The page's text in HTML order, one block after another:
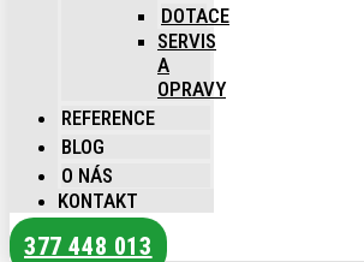
DOTACE
SERVIS
A
OPRAVY
REFERENCE
BLOG
O NÁS
KONTAKT
377 448 013